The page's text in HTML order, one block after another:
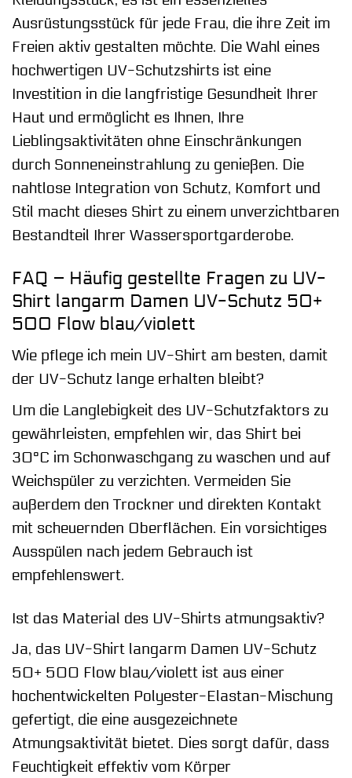
Ausrüstungsstück für jede Frau, die ihre Zeit im
Freien aktiv gestalten möchte. Die Wahl eines
hochwertigen UV-Schutzshirts ist eine
Investition in die langfristige Gesundheit Ihrer
Haut und ermöglicht es Ihnen, Ihre
Lieblingsaktivitäten ohne Einschränkungen
durch Sonneneinstrahlung zu genießen. Die
nahtlose Integration von Schutz, Komfort und
Stil macht dieses Shirt zu einem unverzichtbaren
Bestandteil Ihrer Wassersportgarderobe.
FAQ – Häufig gestellte Fragen zu UV-
Shirt langarm Damen UV-Schutz 50+
500 Flow blau/violett
Wie pflege ich mein UV-Shirt am besten, damit
der UV-Schutz lange erhalten bleibt?
Um die Langlebigkeit des UV-Schutzfaktors zu
gewährleisten, empfehlen wir, das Shirt bei
30°C im Schonwaschgang zu waschen und auf
Weichspüler zu verzichten. Vermeiden Sie
außerdem den Trockner und direkten Kontakt
mit scheuernden Oberflächen. Ein vorsichtiges
Ausspülen nach jedem Gebrauch ist
empfehlenswert.
Ist das Material des UV-Shirts atmungsaktiv?
Ja, das UV-Shirt langarm Damen UV-Schutz
50+ 500 Flow blau/violett ist aus einer
hochentwickelten Polyester-Elastan-Mischung
gefertigt, die eine ausgezeichnete
Atmungsaktivität bietet. Dies sorgt dafür, dass
Feuchtigkeit effektiv vom Körper